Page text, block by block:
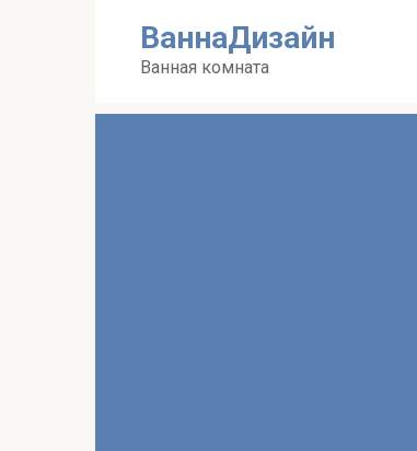
ВаннаДизайн
Ванная комната